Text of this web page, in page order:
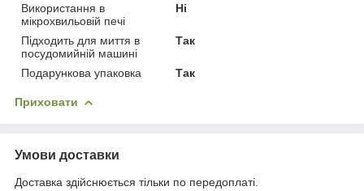
Використання в
мікрохвильовій печі
Ні
Підходить для миття в
посудомийній машині
Так
Подарункова упаковка Так
Приховати
Умови доставки
Доставка здійснюється тільки по передоплаті.